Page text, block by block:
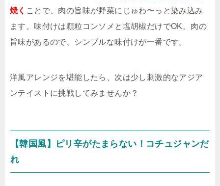
焼く ことで、肉の旨味が野菜にじゅわ〜っと染み込み
ます。味付けは顆粒コンソメと塩胡椒だけでOK。肉の
旨味があるので、シンプルな味付けが一番です。
洋風アレンジを堪能したら、次は少し刺激的なアジア
ンテイストに挑戦してみませんか？
【韓国風】ピリ辛がたまらない！コチュジャンだ
れ